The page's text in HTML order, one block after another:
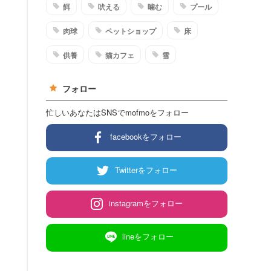
餌 吠える 噛む プール
肉球 ペットショップ 床
供養 猫カフェ 雪
フォロー
忙しいあなたはSNSでmofmoをフォロー
facebookをフォロー
Twitterをフォロー
instagramをフォロー
lineをフォロー